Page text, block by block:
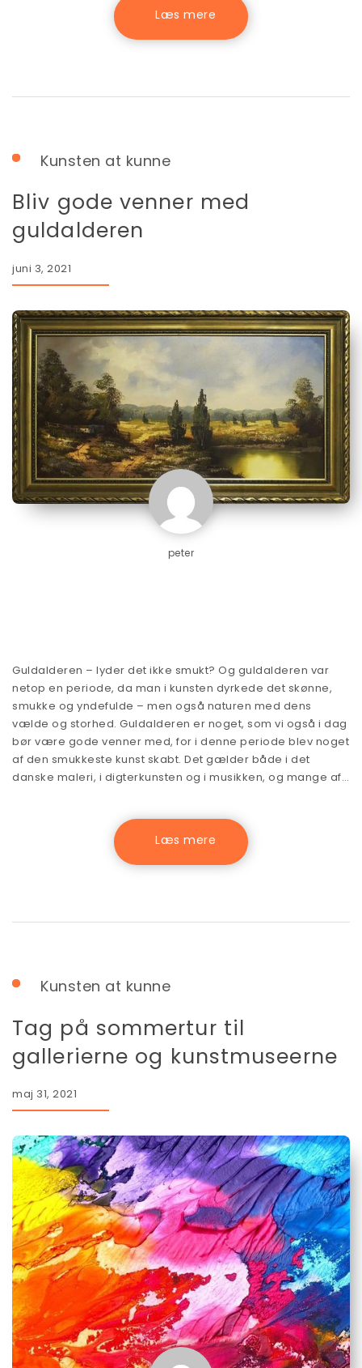
Kunsten at kunne
Bliv gode venner med
guldalderen
juni 3, 2021
peter
Guldalderen – lyder det ikke smukt? Og guldalderen var
netop en periode, da man i kunsten dyrkede det skønne,
smukke og yndefulde – men også naturen med dens
vælde og storhed. Guldalderen er noget, som vi også i dag
bør være gode venner med, for i denne periode blev noget
af den smukkeste kunst skabt. Det gælder både i det
danske maleri, i digterkunsten og i musikken, og mange af…
Kunsten at kunne
Tag på sommertur til
gallerierne og kunstmuseerne
maj 31, 2021